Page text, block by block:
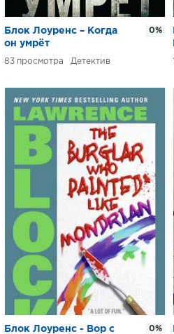
Блок Лоуренс – Когда
он умрёт
83 Детектив
0%
Блок Лоуренс - Вор с
0%